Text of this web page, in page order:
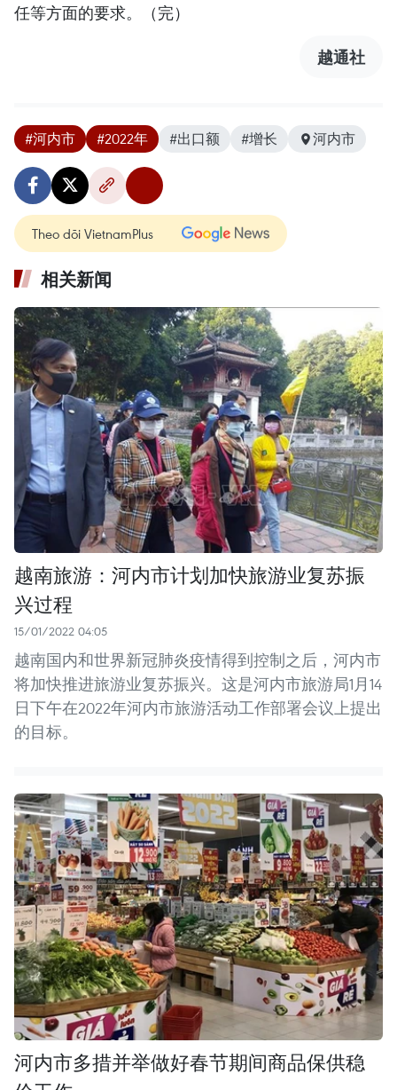
任等方面的要求。（完）
越通社
#河内市 #2022年 #出口额 #增长 河内市
Theo dõi VietnamPlus
相关新闻
越南旅游：河内市计划加快旅游业复苏振
兴过程
15/01/2022 04:05
越南国内和世界新冠肺炎疫情得到控制之后，河内市
将加快推进旅游业复苏振兴。这是河内市旅游局1月14
日下午在2022年河内市旅游活动工作部署会议上提出
的目标。
河内市多措并举做好春节期间商品保供稳